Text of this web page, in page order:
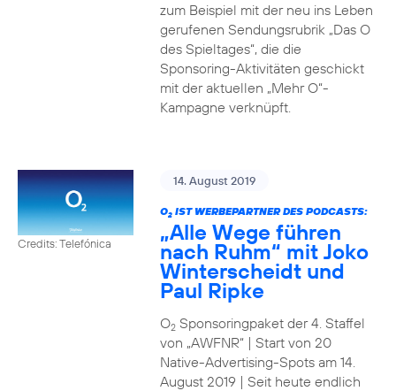
zum Beispiel mit der neu ins Leben
gerufenen Sendungsrubrik „Das O
des Spieltages“, die die
Sponsoring-Aktivitäten geschickt
mit der aktuellen „Mehr O“-
Kampagne verknüpft.
Credits: Telefónica
14. August 2019
O2IST WERBEPARTNER DES PODCASTS:
„Alle Wege führen
nach Ruhm“ mit Joko
Winterscheidt und
Paul Ripke
O2Sponsoringpaket der 4. Staffel
von „AWFNR“ | Start von 20
Native-Advertising-Spots am 14.
August 2019 | Seit heute endlich